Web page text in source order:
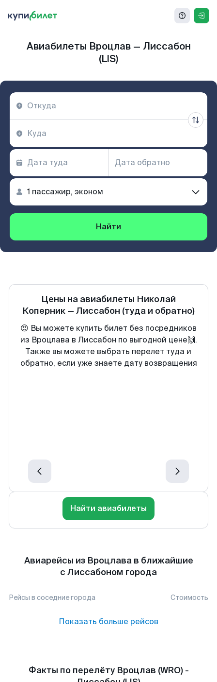
Авиабилеты Вроцлав — Лиссабон
(LIS)
Найти
Цены на авиабилеты Николай
Коперник — Лиссабон (туда и обратно)
😍 Вы можете купить билет без посредников
из Вроцлава в Лиссабон по выгодной цене🙌.
Также вы можете выбрать перелет туда и
обратно, если уже знаете дату возвращения
Найти авиабилеты
Авиарейсы из Вроцлава в ближайшие
с Лиссабоном города
Рейсы в соседние города Стоимость
Показать больше рейсов
Факты по перелёту Вроцлав (WRO) -